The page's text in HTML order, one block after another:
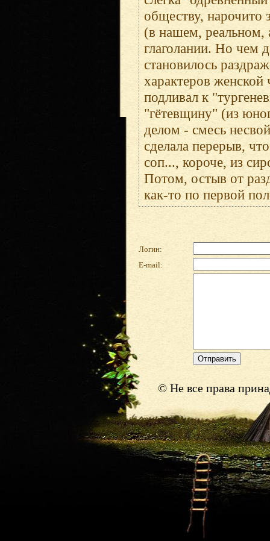
обществу,
(в нашем, реальном,
глаголании. Но чем
становилось
характеров
подливал к
"гётевщину" (из
делом - смесь
сделала перерыв,
соп..., короче, из
Потом, остыв от
как-то по первой
Логин:
E-mail:
© Не все права